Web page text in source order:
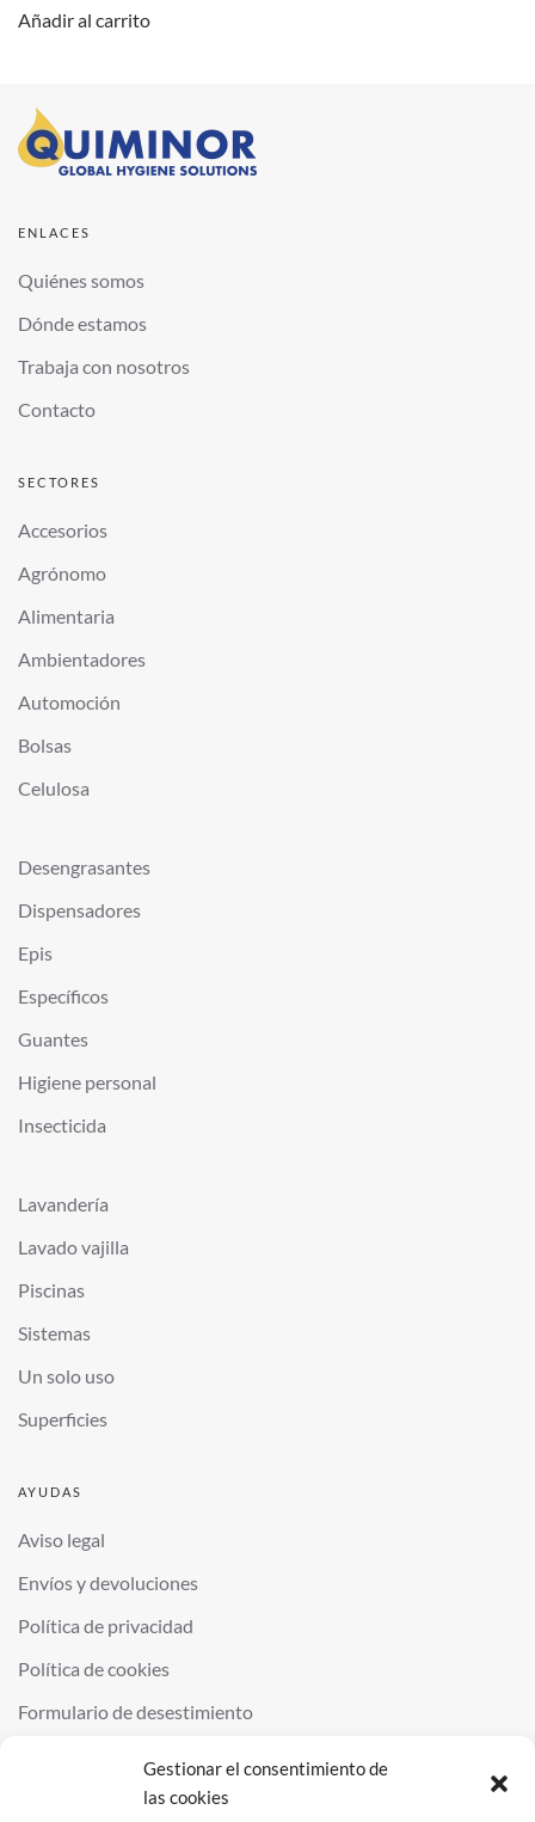
Gestionar el consentimiento de
las cookies
Añadir al carrito
ENLACES
Quiénes somos
Dónde estamos
Trabaja con nosotros
Contacto
SECTORES
Accesorios
Agrónomo
Alimentaria
Ambientadores
Automoción
Bolsas
Celulosa
Desengrasantes
Dispensadores
Epis
Específicos
Guantes
Higiene personal
Insecticida
Lavandería
Lavado vajilla
Piscinas
Sistemas
Un solo uso
Superficies
AYUDAS
Aviso legal
Envíos y devoluciones
Política de privacidad
Política de cookies
Formulario de desestimiento
QUIMINOR SL. ALL RIGHTS RESERVED.